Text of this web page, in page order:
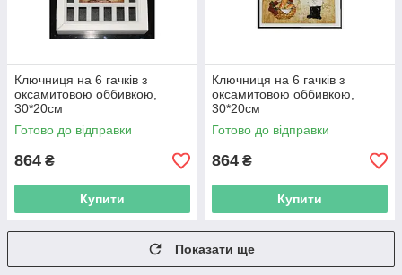
Ключниця на 6 гачків з
оксамитовою оббивкою,
30*20см
Готово до відправки
864 ₴
Купити
Ключниця на 6 гачків з
оксамитовою оббивкою,
30*20см
Готово до відправки
864 ₴
Купити
Показати ще